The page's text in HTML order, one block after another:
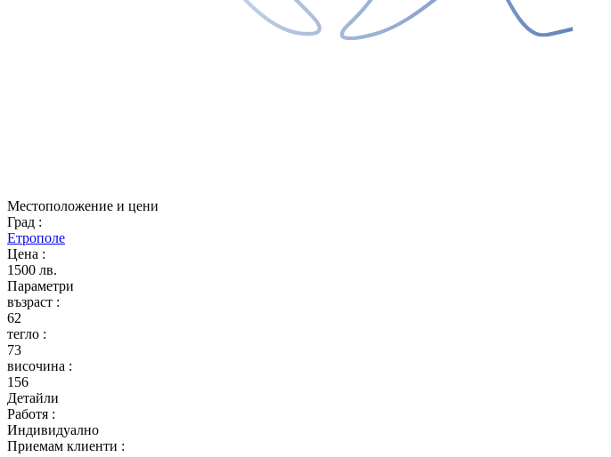
Местоположение и цени
Град :
Етрополе
Цена :
1500 лв.
Параметри
възраст :
62
тегло :
73
височина :
156
Детайли
Работя :
Индивидуално
Приемам клиенти :